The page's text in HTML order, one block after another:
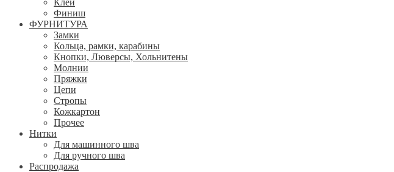
Клей
Финиш
ФУРНИТУРА
Замки
Кольца, рамки, карабины
Кнопки, Люверсы, Хольнитены
Молнии
Пряжки
Цепи
Стропы
Кожкартон
Прочее
Нитки
Для машинного шва
Для ручного шва
Распродажа